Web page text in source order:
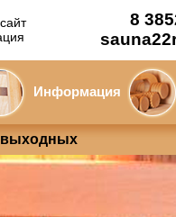
8
Информация
выходных